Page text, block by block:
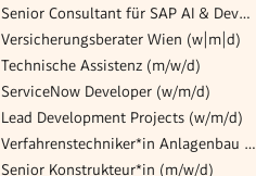
Senior Consultant für SAP AI & Development
Versicherungsberater Wien (w|m|d)
Technische Assistenz (m/w/d)
ServiceNow Developer (w/m/d)
Lead Development Projects (w/m/d)
Verfahrenstechniker*in Anlagenbau (m/w/d)
Senior Konstrukteur*in (m/w/d)